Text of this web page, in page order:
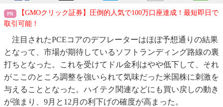
【GMOクリック証券】圧倒的人気で100万口座達成！最短即日で
取引可能！
注目されたPCEコアのデフレーターはほぼ予想通りの結果
となって、市場が期待しているソフトランディング路線の裏
打ちとなった。これを受けてドル金利はやや低下して、それ
がここのところ調整を強いられて気味だった米国株に刺激を
与えることとなった。ハイテク関連などにも買い戻しの動き
が強まり、9月と12月の利下げの確度が高まった。